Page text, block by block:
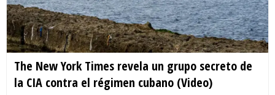
The New York Times revela un grupo secreto de
la CIA contra el régimen cubano (Video)